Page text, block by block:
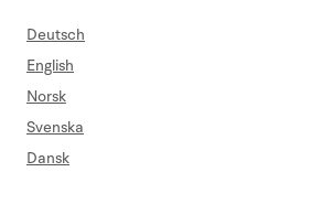
Deutsch
English
Norsk
Svenska
Dansk